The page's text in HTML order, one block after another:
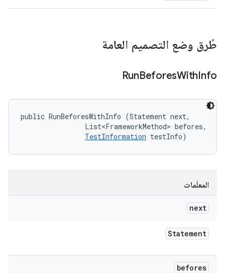
طُرق وضع التصميم العامة
RunBeforesWithInfo
public RunBeforesWithInfo (Statement next,
                List<FrameworkMethod> befores,
TestInformation testInfo)
المعلَمات
next
Statement
befores